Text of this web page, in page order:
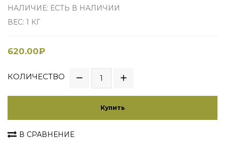
НАЛИЧИЕ: ЕСТЬ В НАЛИЧИИ
ВЕС: 1 КГ
620.00₽
КОЛИЧЕСТВО
Купить
В СРАВНЕНИЕ